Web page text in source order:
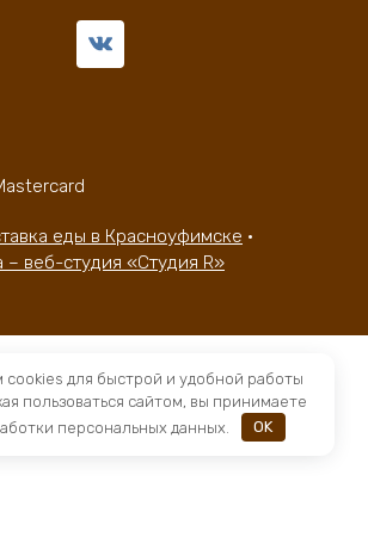
еды в Красноуфимске ·
– веб-студия «Студия R»
cookies для быстрой и удобной работы
пользоваться сайтом, вы принимаете
персональных данных.
OK